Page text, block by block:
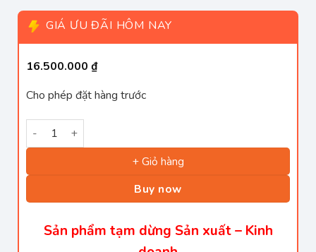
GIÁ ƯU ĐÃI HÔM NAY
16.500.000 ₫
Cho phép đặt hàng trước
Máy nhồi bột cao cấp UNIE HT-15 dung tích 15 lít số lượng
+ Giỏ hàng
Buy now
Sản phẩm tạm dừng Sản xuất – Kinh